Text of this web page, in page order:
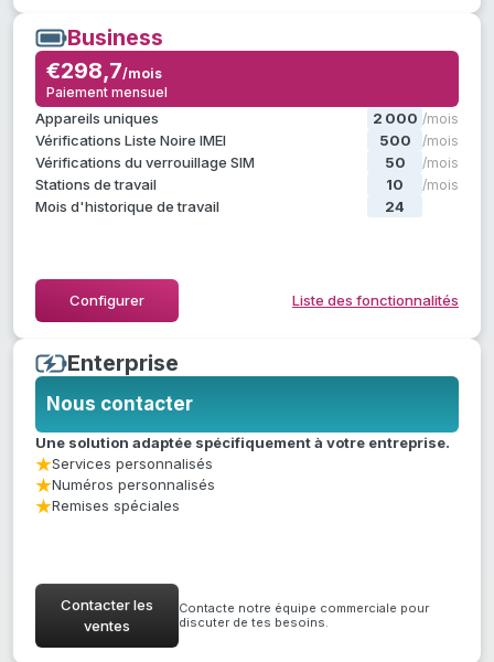
Business
€298,7/mois
Paiement mensuel
Appareils uniques 2 000 /mois
Vérifications Liste Noire IMEI 500 /mois
Vérifications du verrouillage SIM 50 /mois
Stations de travail 10 /mois
Mois d'historique de travail 24
Configurer Liste des fonctionnalités
Tout ce qui est dans
, plus :
Créer des étiquettes personnalisées
Support prioritaire
Gestionnaire de compte dédié
Masquer la liste des fonctionnalités
Enterprise
Nous contacter
Une solution adaptée spécifiquement à votre entreprise.
Services personnalisés
Numéros personnalisés
Remises spéciales
Contacter les
ventes
Contacte notre équipe commerciale pour
discuter de tes besoins.